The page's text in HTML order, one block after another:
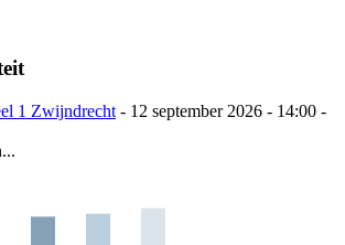
1 Zwijndrecht - 12 september 2026 - 14:00 -